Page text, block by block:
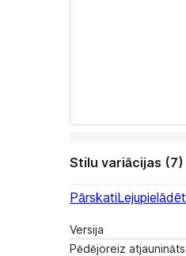
Stilu variācijas (7)
PārskatiLejupielādēt
Versija
Pēdējoreiz atjaunināts